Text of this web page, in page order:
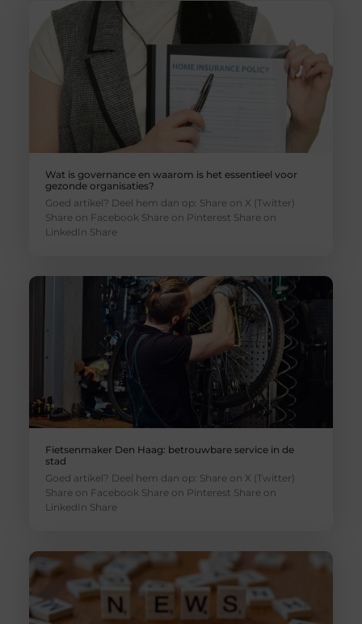
Wat is governance en waarom is het essentieel voor
gezonde organisaties?
Goed artikel? Deel hem dan op: Share on X (Twitter)
Share on Facebook Share on Pinterest Share on
LinkedIn Share
Fietsenmaker Den Haag: betrouwbare service in de
stad
Goed artikel? Deel hem dan op: Share on X (Twitter)
Share on Facebook Share on Pinterest Share on
LinkedIn Share